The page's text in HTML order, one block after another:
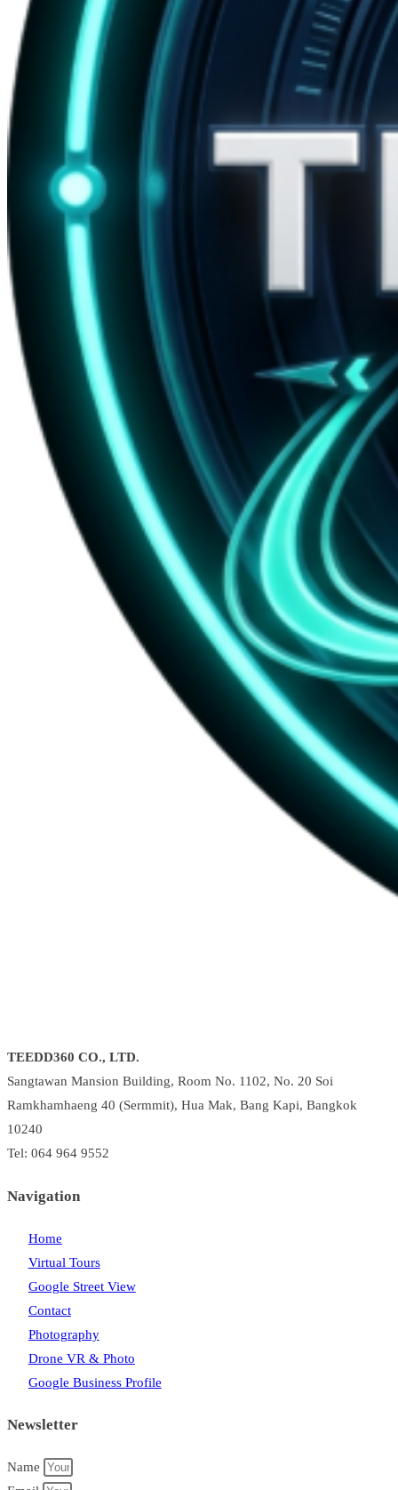
TEEDD360 CO., LTD.
Sangtawan Mansion Building, Room No. 1102, No. 20 Soi
Ramkhamhaeng 40 (Sermmit), Hua Mak, Bang Kapi, Bangkok
10240
Tel: 064 964 9552
Navigation
Home
Virtual Tours
Google Street View
Contact
Photography
Drone VR & Photo
Google Business Profile
Newsletter
Name